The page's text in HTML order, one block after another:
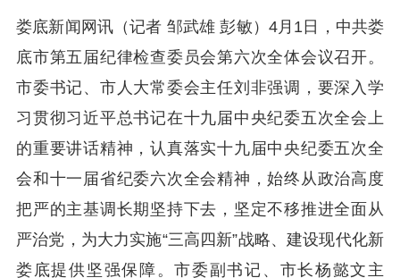
娄底新闻网讯（记者 邹武雄 彭敏）4月1日，中共娄
底市第五届纪律检查委员会第六次全体会议召开。
市委书记、市人大常委会主任刘非强调，要深入学
习贯彻习近平总书记在十九届中央纪委五次全会上
的重要讲话精神，认真落实十九届中央纪委五次全
会和十一届省纪委六次全会精神，始终从政治高度
把严的主基调长期坚持下去，坚定不移推进全面从
严治党，为大力实施“三高四新”战略、建设现代化新
娄底提供坚强保障。市委副书记、市长杨懿文主